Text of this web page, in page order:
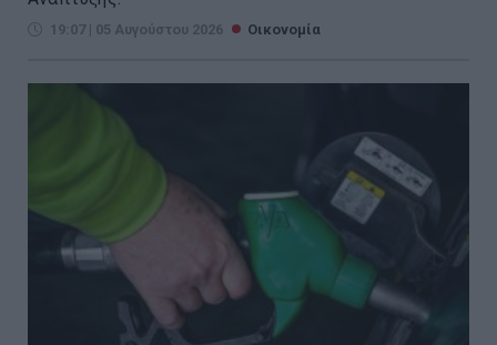
19:07 | 05 Αυγούστου 2026 Οικονομία